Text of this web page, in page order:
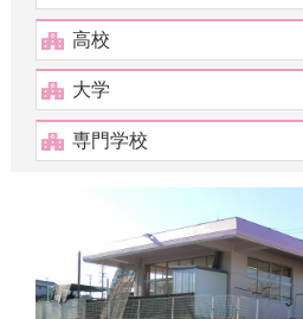
高校
大学
専門学校